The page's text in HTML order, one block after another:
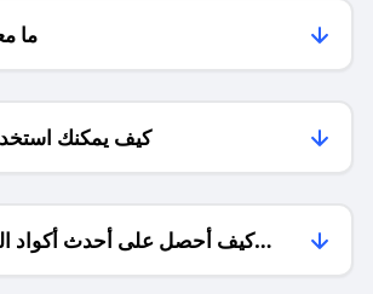
ما
كيف يمكنك
كيف أحصل على أحدث أكواد